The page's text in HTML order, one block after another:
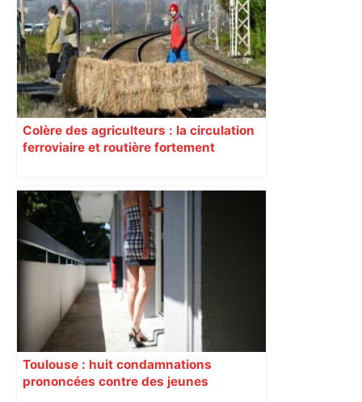
Colère des agriculteurs : la circulation
ferroviaire et routière fortement
Toulouse : huit condamnations
prononcées contre des jeunes